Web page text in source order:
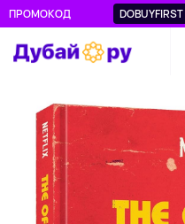
ПРОМОКОД DOBUYFIRST